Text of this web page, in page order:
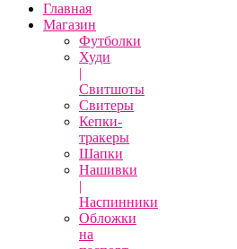
Главная
Магазин
Футболки
Худи
|
Свитшоты
Свитеры
Кепки-
тракеры
Шапки
Нашивки
|
Наспинники
Обложки
на